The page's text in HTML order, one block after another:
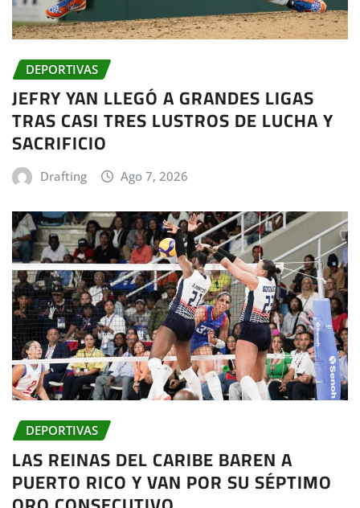
DEPORTIVAS
JEFRY YAN LLEGÓ A GRANDES LIGAS
TRAS CASI TRES LUSTROS DE LUCHA Y
SACRIFICIO
Drafting Ago 7, 2026
DEPORTIVAS
LAS REINAS DEL CARIBE BAREN A
PUERTO RICO Y VAN POR SU SÉPTIMO